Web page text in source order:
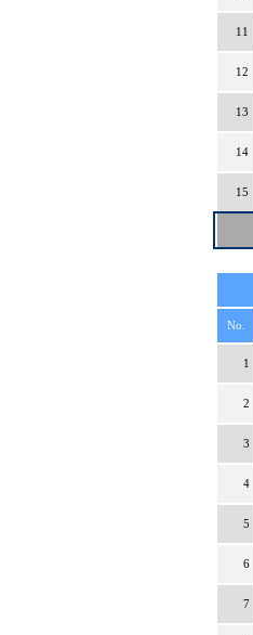
11
12
13
14
15
No.
1
2
3
4
5
6
7